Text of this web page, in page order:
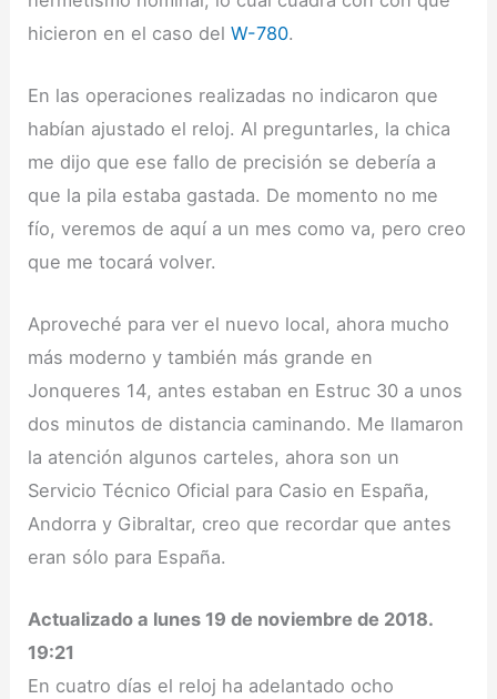
hicieron en el caso delW-780.
En las operaciones realizadas no indicaron que
habían ajustado el reloj. Al preguntarles, la chica
me dijo que ese fallo de precisión se debería a
que la pila estaba gastada. De momento no me
fío, veremos de aquí a un mes como va, pero creo
que me tocará volver.
Aproveché para ver el nuevo local, ahora mucho
más moderno y también más grande en
Jonqueres 14, antes estaban en Estruc 30 a unos
dos minutos de distancia caminando. Me llamaron
la atención algunos carteles, ahora son un
Servicio Técnico Oficial para Casio en España,
Andorra y Gibraltar, creo que recordar que antes
eran sólo para España.
Actualizado a lunes 19 de noviembre de 2018.
19:21
En cuatro días el reloj ha adelantado ocho